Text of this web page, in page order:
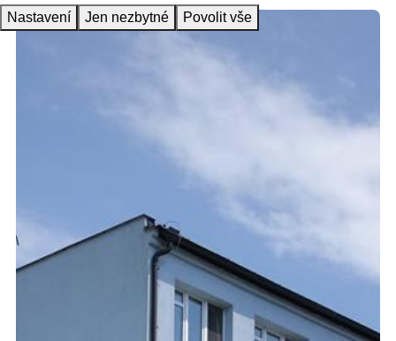
Nastavení Jen nezbytné Povolit vše